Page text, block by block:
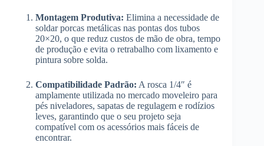
Montagem Produtiva: Elimina a necessidade de
soldar porcas metálicas nas pontas dos tubos
20×20, o que reduz custos de mão de obra, tempo
de produção e evita o retrabalho com lixamento e
pintura sobre solda.
Compatibilidade Padrão: A rosca 1/4″ é
amplamente utilizada no mercado moveleiro para
pés niveladores, sapatas de regulagem e rodízios
leves, garantindo que o seu projeto seja
compatível com os acessórios mais fáceis de
encontrar.